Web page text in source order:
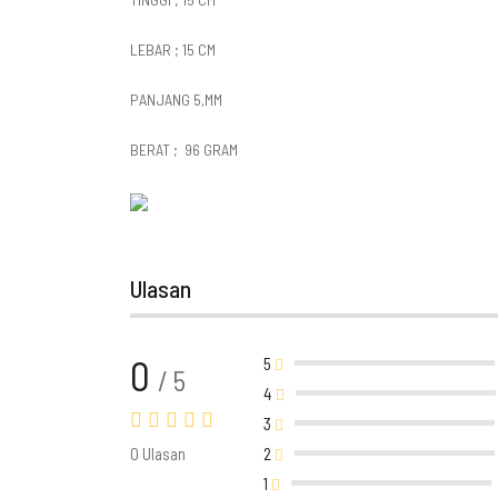
LEBAR ; 15 CM
PANJANG 5,MM
BERAT ; 96 GRAM
Ulasan
0 / 5
0 Ulasan
5
4
3
2
1